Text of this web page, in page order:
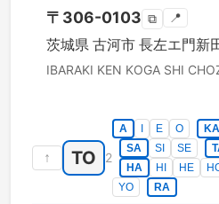
〒 306-0103 ⧉ 📍
茨城県 古河市 長左エ門新
IBARAKI KEN KOGA SHI
↑ TO 2
A E O KA
SA
SI SE
HA
HI HE
YO
RA